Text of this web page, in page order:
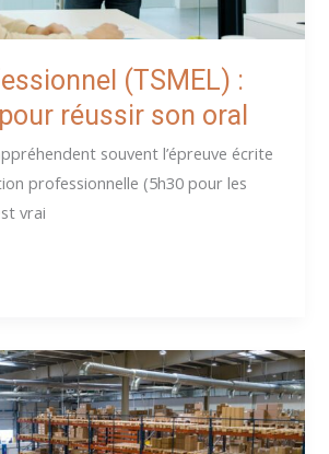
(TSMEL) :
réussir son oral
souvent l’épreuve écrite
professionnelle (5h30 pour les
vrai